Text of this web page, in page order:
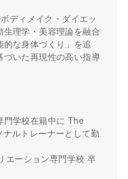
ディメイク・ダイエッ
生理学・美容理論を融合
な身体づくり」を追
いた再現性の高い指導
学校在籍中に The
ルトレーナーとして勤
エーション専門学校 卒